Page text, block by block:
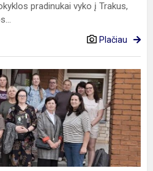
pradinukai vyko į Trakus,
Plačiau